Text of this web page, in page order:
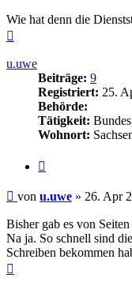
Wie hat denn die
u.uwe
Beiträge: 9
Registriert: 25.
Behörde:
Tätigkeit:
Wohnort:
Beitrag
von u.uwe » 26. Apr
Bisher gab es von
Na ja. So schnell sind
Schreiben bekommen